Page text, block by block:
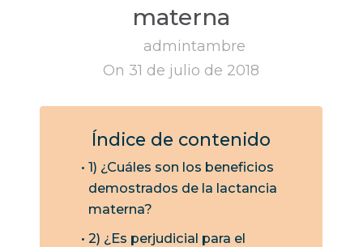
materna
admintambre
On 31 de julio de 2018
Índice de contenido
1) ¿Cuáles son los beneficios
demostrados de la lactancia
materna?
2) ¿Es perjudicial para el